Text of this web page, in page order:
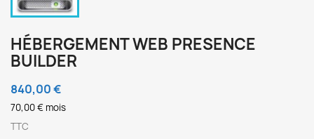
HÉBERGEMENT WEB PRESENCE
BUILDER
840,00 €
70,00 € mois
TTC